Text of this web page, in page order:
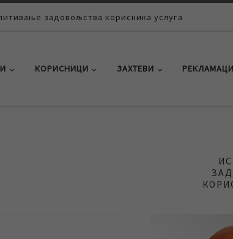
задовољства корисника услуга
КОРИСНИЦИ ЗАХТЕВИ